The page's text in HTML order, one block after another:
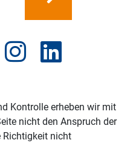
Kontrolle erheben wir mit
nicht den Anspruch der
Richtigkeit nicht